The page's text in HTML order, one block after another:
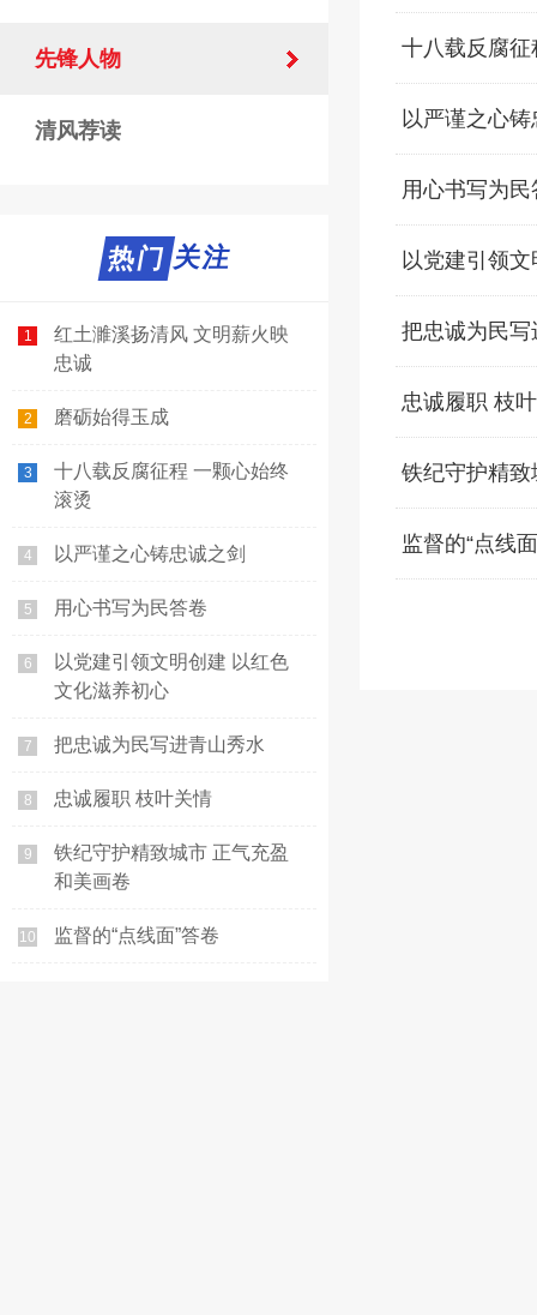
先锋人物
清风荐读
热门关注
热门
1
红土濉溪扬清风 文明薪火映
忠诚
2 磨砺始得玉成
3
十八载反腐征程 一颗心始终
滚烫
4 以严谨之心铸忠诚之剑
5 用心书写为民答卷
6
以党建引领文明创建 以红色
文化滋养初心
7 把忠诚为民写进青山秀水
8 忠诚履职 枝叶关情
9
铁纪守护精致城市 正气充盈
和美画卷
10 监督的“点线面”答卷
十八载反腐
以严谨之心
用心书写为民
以党建引领
把忠诚为民
忠诚履职 枝
铁纪守护精
监督的“点线